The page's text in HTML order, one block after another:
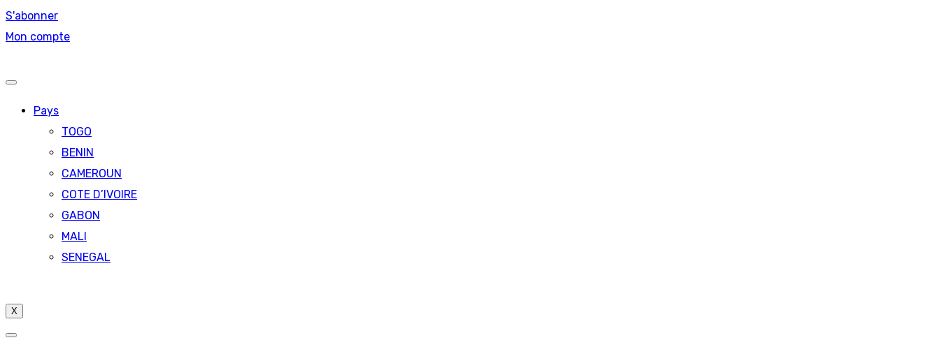
S'abonner
Mon compte
Pays
TOGO
BENIN
CAMEROUN
COTE D’IVOIRE
GABON
MALI
SENEGAL
X